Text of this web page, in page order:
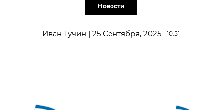
Новости
Иван Тучин | 25 Сентября, 2025 10:51